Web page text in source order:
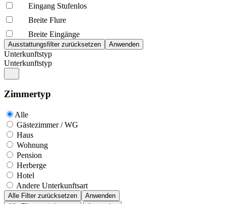
Eingang Stufenlos
Breite Flure
Breite Eingänge
Unterkunftstyp
Unterkunftstyp
Zimmertyp
Alle
Gästezimmer / WG
Haus
Wohnung
Pension
Herberge
Hotel
Andere Unterkunftsart
Alle Filter zurücksetzen
Anwenden